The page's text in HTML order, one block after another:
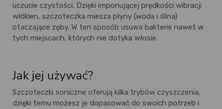
uczucie czystości. Dzięki imponującej prędkości wibracji
włókien, szczoteczka miesza płyny (woda i ślina)
otaczające zęby. W ten sposób usuwa bakterie nawet w
tych miejscach, których nie dotyka włosie.
Jak jej używać?
Szczoteczki soniczne oferują kilka trybów czyszczenia,
dzięki temu możesz je dopasować do swoich potrzeb i